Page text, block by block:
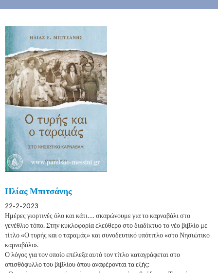
Ηλίας Μπιτσάνης
22-2-2023
Ημέρες γιορτινές όλο και κάτι… σκαρώνουμε για το καρναβάλι στο
γενέθλιο τόπο. Στην κυκλοφορία ελεύθερο στο διαδίκτυο το νέο βιβλίο με
τίτλο «Ο τυρής και ο ταραμάς» και συνοδευτικό υπότιτλο «στο Νησιώτικο
καρναβάλι».
Ο λόγος για τον οποίο επέλεξα αυτό τον τίτλο καταγράφεται στο
οπισθόφυλλο του βιβλίου όπου αναφέρονται τα εξής: